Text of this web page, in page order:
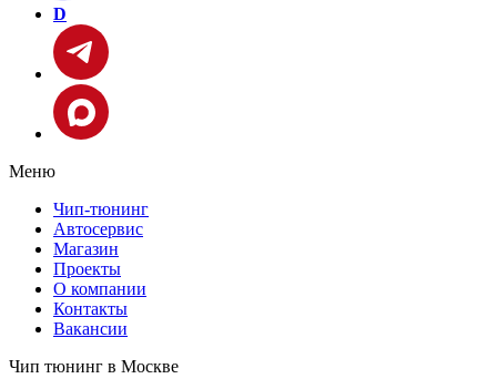
D
Меню
Чип-тюнинг
Автосервис
Магазин
Проекты
О компании
Контакты
Вакансии
Чип тюнинг в Москве